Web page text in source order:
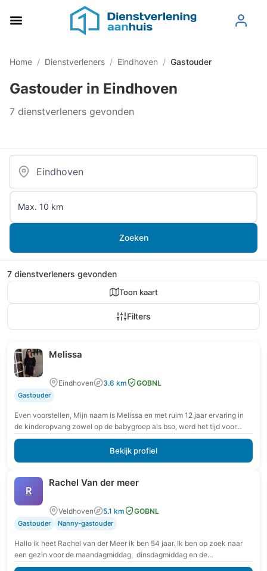
Home / Dienstverleners / Eindhoven / Gastouder
Gastouder in Eindhoven
7 dienstverleners gevonden
Zoeken
7 dienstverleners gevonden
Toon kaart
Filters
Melissa
Eindhoven 3.6 km GOBNL
Gastouder
Even voorstellen, Mijn naam is Melissa en met ruim 12 jaar ervaring in
de kinderopvang zowel op de babygroep als bso, werd het tijd voor…
Bekijk profiel
R
Rachel Van der meer
Veldhoven 5.1 km GOBNL
Gastouder Nanny-gastouder
Hallo ik heet Rachel van der Meer ik ben 54 jaar. Ik ben op zoek naar
een gezin voor de maandagmiddag, dinsdagmiddag en de
donderdagmiddag. …